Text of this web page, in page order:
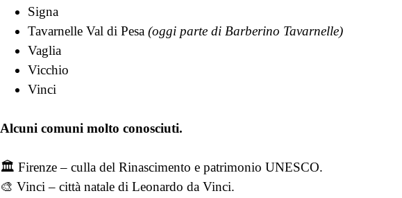
Signa
Tavarnelle Val di Pesa(oggi parte di Barberino Tavarnelle)
Vaglia
Vicchio
Vinci
Alcuni comuni molto conosciuti.
🏛️ Firenze – culla del Rinascimento e patrimonio UNESCO.
🎨 Vinci – città natale di Leonardo da Vinci.